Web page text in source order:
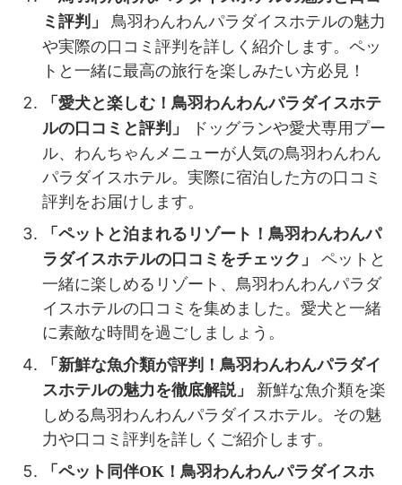
ミ評判」
鳥羽わんわんパラダイスホテルの魅力
や実際の口コミ評判を詳しく紹介します。ペッ
トと一緒に最高の旅行を楽しみたい方必見！
「愛犬と楽しむ！鳥羽わんわんパラダイスホテ
ルの口コミと評判」
ドッグランや愛犬専用プー
ル、わんちゃんメニューが人気の鳥羽わんわん
パラダイスホテル。実際に宿泊した方の口コミ
評判をお届けします。
「ペットと泊まれるリゾート！鳥羽わんわんパ
ラダイスホテルの口コミをチェック」
ペットと
一緒に楽しめるリゾート、鳥羽わんわんパラダ
イスホテルの口コミを集めました。愛犬と一緒
に素敵な時間を過ごしましょう。
「新鮮な魚介類が評判！鳥羽わんわんパラダイ
スホテルの魅力を徹底解説」
新鮮な魚介類を楽
しめる鳥羽わんわんパラダイスホテル。その魅
力や口コミ評判を詳しくご紹介します。
「ペット同伴OK！鳥羽わんわんパラダイスホ